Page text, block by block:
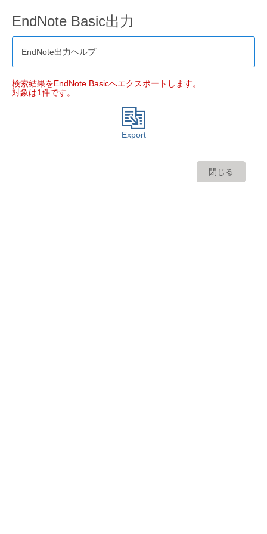
EndNote Basic出力
EndNote出力ヘルプ
検索結果をEndNote Basicへエクスポートします。
対象は1件です。
Export